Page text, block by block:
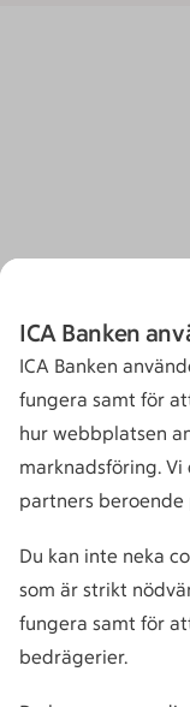
ICA Banken
ICA Banken
fungera samt för
hur webbplatsen
marknadsföring.
partners beroende
Du kan inte neka
som är strikt
fungera samt för
bedrägerier.